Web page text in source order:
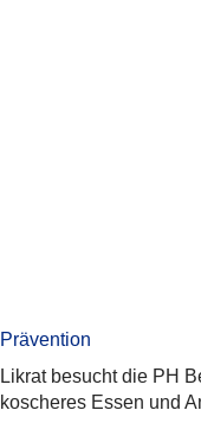
Prävention
Likrat besucht die PH
koscheres Essen und